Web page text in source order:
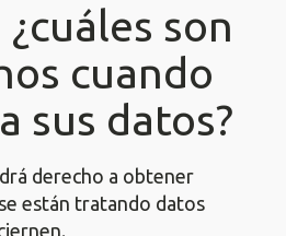
son
cuando
sus datos?
derecho a obtener
están tratando datos